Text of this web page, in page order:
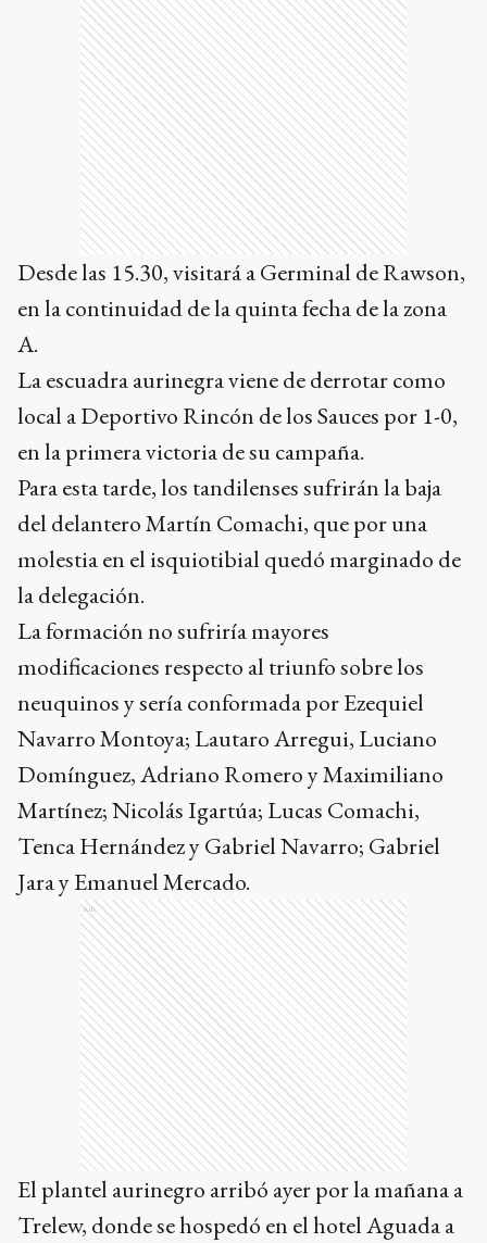
Desde las 15.30, visitará a Germinal de Rawson,
en la continuidad de la quinta fecha de la zona
A.
La escuadra aurinegra viene de derrotar como
local a Deportivo Rincón de los Sauces por 1-0,
en la primera victoria de su campaña.
Para esta tarde, los tandilenses sufrirán la baja
del delantero Martín Comachi, que por una
molestia en el isquiotibial quedó marginado de
la delegación.
La formación no sufriría mayores
modificaciones respecto al triunfo sobre los
neuquinos y sería conformada por Ezequiel
Navarro Montoya; Lautaro Arregui, Luciano
Domínguez, Adriano Romero y Maximiliano
Martínez; Nicolás Igartúa; Lucas Comachi,
Tenca Hernández y Gabriel Navarro; Gabriel
Jara y Emanuel Mercado.
Ads
El plantel aurinegro arribó ayer por la mañana a
Trelew, donde se hospedó en el hotel Aguada a